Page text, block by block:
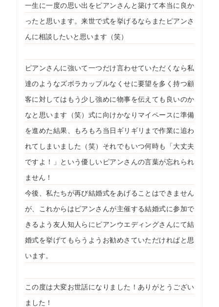
一生に一度の思い出をピアンさんと築けて本当に良か
ったと思います。来世で式を挙げるならまたピアンさ
んに相談したいと思います（笑）
ピアンさんに強いて一つだけ言わせていただくなら私
達のようなズボラカップルなくせに要望を多く持つ顧
客に対してはもう少し強めに物事を伝えても良いのか
なと思います（笑）式に向けかなりマイペースに準備
を進めた結果、もろもろ当日ギリギリまで作業に追わ
れてしまいました（笑）それでもいつ何時も「大丈夫
ですよ！」という優しいピアンさんの言葉が忘れられ
ません！
今後、私たちが再び結婚式をあげることはできません
が、これからはピアンさんが主催する結婚式に参加で
きるよう友人知人らにピアンウエディングさんにて結
婚式を挙げてもらうようお勧めさていただければと思
います。
この度は大変お世話になりました！ありがとうござい
ました！